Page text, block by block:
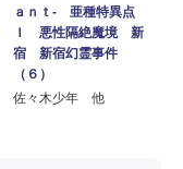
ａｎｔ‐ 亜種特異点
Ｉ 悪性隔絶魔境 新
宿 新宿幻霊事件
（６）
佐々木少年 他